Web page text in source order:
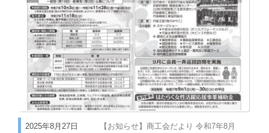
2025年8月27日
【お知らせ】商工会だより 令和7年8月